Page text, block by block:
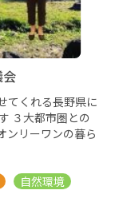
てくれる長野県に
３大都市圏との
ンリーワンの暮ら